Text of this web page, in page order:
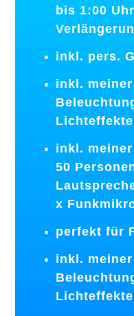
bis 1:00
inkl. pers.
inkl.
inkl.
50
x
perfekt für
inkl.